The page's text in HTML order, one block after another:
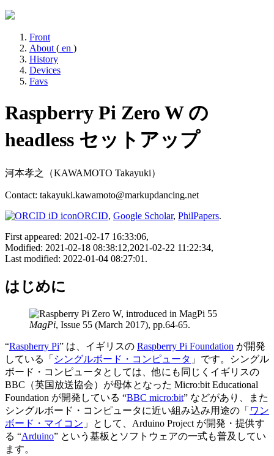
Front
About ( en )
History
Devices
Favs
Raspberry Pi Zero W の
headless セットアップ
河本孝之（KAWAMOTO Takayuki）
Contact: takayuki.kawamoto@markupdancing.net
ORCID, Google Scholar, PhilPapers.
First appeared: 2021-02-17 16:33:06,
Modified: 2021-02-18 08:38:12,2021-02-22 11:22:34,
Last modified: 2022-01-04 08:27:01.
はじめに
MagPi, Issue 55 (March 2017), pp.64-65.
“Raspherry Pi” は、イギリスの Raspberry Pi Foundation が開発
している「 シングルボード・コンピュータ 」です。シングル
ボード・コンピュータとしては、他にも同じくイギリスの
BBC（英国放送協会）が母体となった Micro:bit Educational
Foundation が開発している “BBC micro:bit” などがあり、また
シングルボード・コンピュータに近い組み込み用途の「 ワン
ボード・マイコン 」として、Arduino Project が開発・提供す
る “Arduino” という基板とソフトウェアの一式も普及してい
ます。